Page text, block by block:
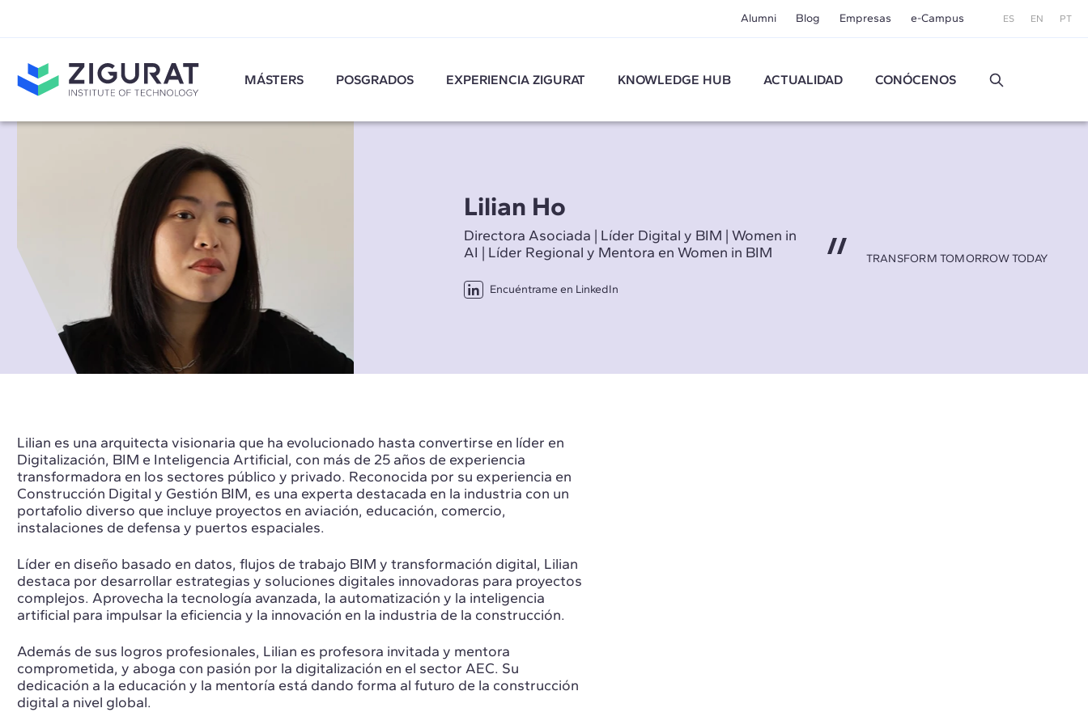
Alumni Blog Empresas e-Campus ES EN PT
MÁSTERS POSGRADOS EXPERIENCIA ZIGURAT KNOWLEDGE HUB ACTUALIDAD CONÓCENOS
Lilian Ho
Directora Asociada | Líder Digital y BIM | Women in
AI | Líder Regional y Mentora en Women in BIM
Encuéntrame en LinkedIn
TRANSFORM TOMORROW TODAY
Lilian es una arquitecta visionaria que ha evolucionado hasta convertirse en líder en
Digitalización, BIM e Inteligencia Artificial, con más de 25 años de experiencia
transformadora en los sectores público y privado. Reconocida por su experiencia en
Construcción Digital y Gestión BIM, es una experta destacada en la industria con un
portafolio diverso que incluye proyectos en aviación, educación, comercio,
instalaciones de defensa y puertos espaciales.
Líder en diseño basado en datos, flujos de trabajo BIM y transformación digital, Lilian
destaca por desarrollar estrategias y soluciones digitales innovadoras para proyectos
complejos. Aprovecha la tecnología avanzada, la automatización y la inteligencia
artificial para impulsar la eficiencia y la innovación en la industria de la construcción.
Además de sus logros profesionales, Lilian es profesora invitada y mentora
comprometida, y aboga con pasión por la digitalización en el sector AEC. Su
dedicación a la educación y la mentoría está dando forma al futuro de la construcción
digital a nivel global.